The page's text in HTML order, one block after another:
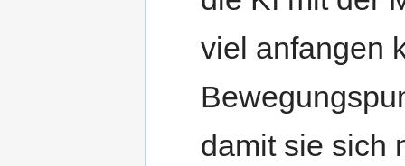
viel anfangen
damit sie sich